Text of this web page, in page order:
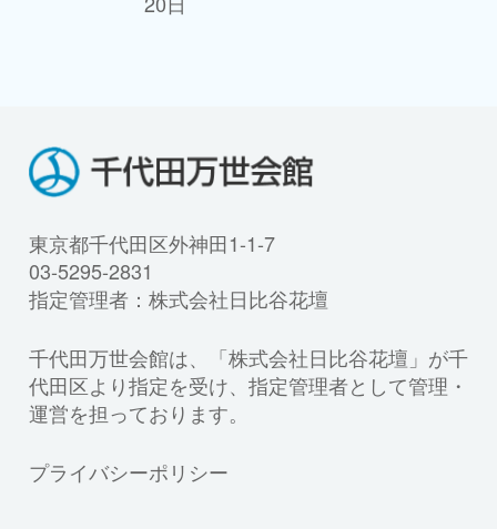
東京都千代田区外神田1-1-7
03-5295-2831
指定管理者：株式会社日比谷花壇
千代田万世会館は、「株式会社日比谷花壇」が千
代田区より指定を受け、指定管理者として管理・
運営を担っております。
プライバシーポリシー